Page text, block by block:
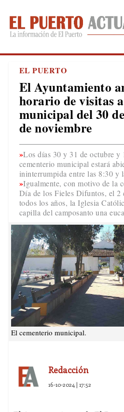
EL PUERTO
El Ayuntamiento
horario de visitas
municipal del 30
de noviembre
Los días 30 y 31 de octubre y
cementerio municipal estará
ininterrumpida entre las 8:30 y
Igualmente, con motivo de la
Día de los Fieles Difuntos, el 2
todos los años, la Iglesia
capilla del camposanto una
El cementerio municipal.
Redacción
16-10-2024 | 17:52